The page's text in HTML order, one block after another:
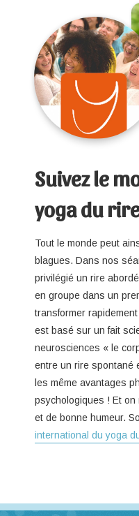
Suivez le
yoga du
Tout le monde peut
blagues. Dans nos
privilégié un rire
en groupe dans un
transformer
est basé sur un fait
neurosciences « le
entre un rire spontané
les même avantages
psychologiques ! Et
et de bonne humeur.
international du yoga